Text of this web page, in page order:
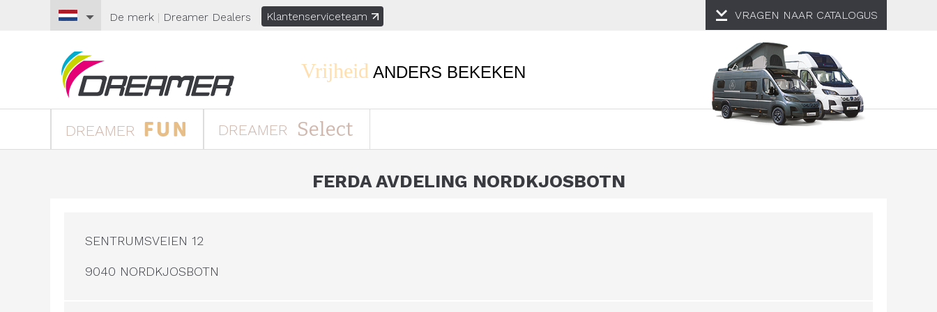
VRAGEN NAAR CATALOGUS
De merk | Dreamer Dealers Klantenserviceteam
Vrijheid ANDERS BEKEKEN
DREAMER DREAMER Select
FERDA AVDELING NORDKJOSBOTN
SENTRUMSVEIEN 12
9040 NORDKJOSBOTN